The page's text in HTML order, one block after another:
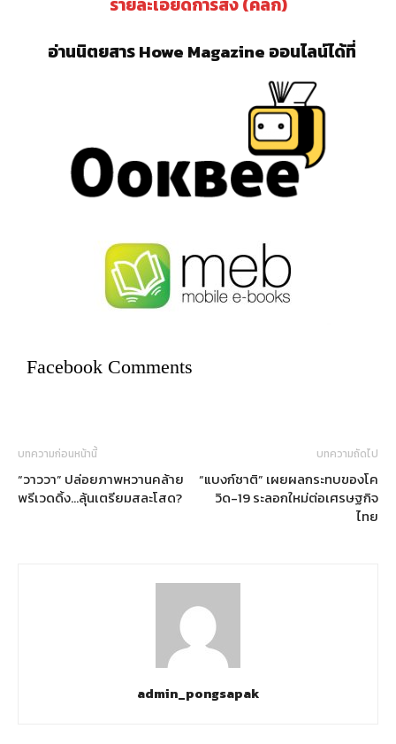
อ่านนิตยสาร Howe Magazine ออนไลน์ได้ที่
Facebook Comments
บทความก่อนหน้านี้
“วาววา” ปล่อยภาพหวานคล้าย
พรีเวดดิ้ง…ลุ้นเตรียมสละโสด?
บทความถัดไป
“แบงก์ชาติ” เผยผลกระทบของโค
วิด-19 ระลอกใหม่ต่อเศรษฐกิจ
ไทย
admin_pongsapak